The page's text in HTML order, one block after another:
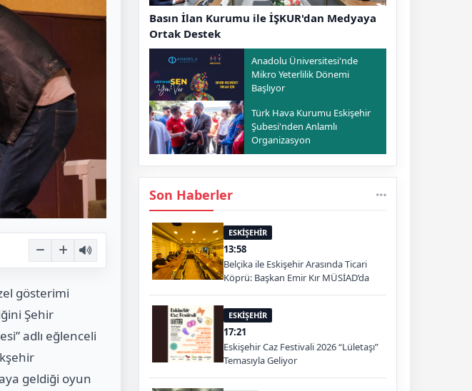
gösterimi
Şehir
adlı eğlenceli
geldiği oyun
Basın İlan Kurumu ile İŞKUR'dan Medyaya
Ortak Destek
Anadolu Üniversitesi'nde
Mikro Yeterlilik Dönemi
Başlıyor
Türk Hava Kurumu Eskişehir
Şubesi'nden Anlamlı
Organizasyon
Son Haberler
ESKİŞEHİR
13:58
Belçika ile Eskişehir Arasında Ticari
Köprü: Başkan Emir Kır MÜSİAD’da
ESKİŞEHİR
17:21
Eskişehir Caz Festivali 2026 “Lületaşı”
Temasıyla Geliyor